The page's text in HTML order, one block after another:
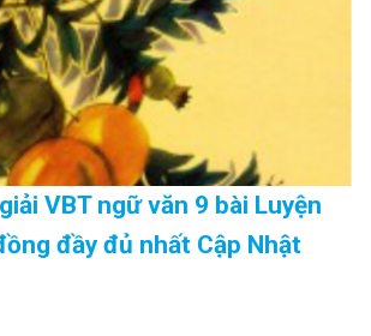
VBT ngữ văn 9 bài Luyện
đầy đủ nhất Cập Nhật